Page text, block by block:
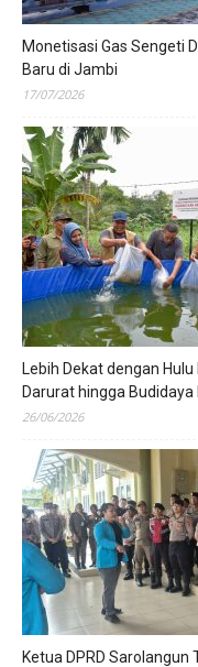
Monetisasi Gas Sengeti
Baru di Jambi
17/07/2026
Lebih Dekat dengan
Darurat hingga Budidaya
26/06/2026
Ketua DPRD